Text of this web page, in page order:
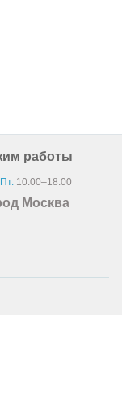
работы
10:00–18:00
Москва